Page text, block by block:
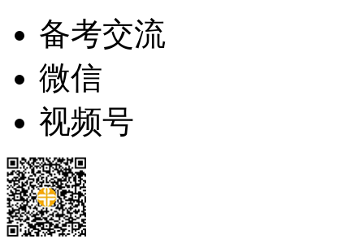
备考交流
微信
视频号